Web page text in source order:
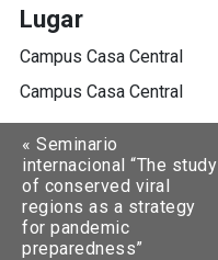
Lugar
Campus Casa Central
Campus Casa Central
« Seminario
internacional “The study
of conserved viral
regions as a strategy
for pandemic
preparedness”